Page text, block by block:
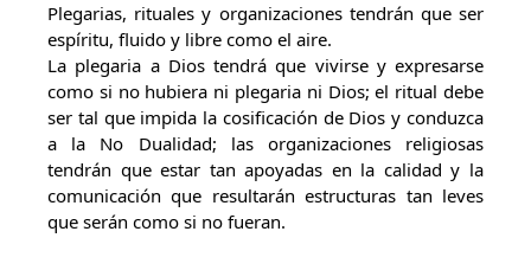
Plegarias, rituales y organizaciones tendrán que ser
espíritu, fluido y libre como el aire.
La plegaria a Dios tendrá que vivirse y expresarse
como si no hubiera ni plegaria ni Dios; el ritual debe
ser tal que impida la cosificación de Dios y conduzca
a la No Dualidad; las organizaciones religiosas
tendrán que estar tan apoyadas en la calidad y la
comunicación que resultarán estructuras tan leves
que serán como si no fueran.